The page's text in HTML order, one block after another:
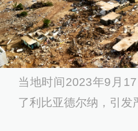
当地时间2023年9月
了利比亚德尔纳，引发